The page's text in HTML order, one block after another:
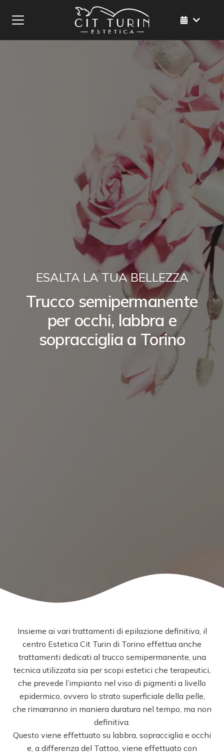
ESALTA LA TUA BELLEZZA
Trucco semipermanente
per occhi, labbra e
sopracciglia a Torino
Insieme ai vari trattamenti di epilazione definitiva, il
centro Estetica Cit Turin di Torino effettua anche
trattamenti dedicati al trucco semipermanente, una
tecnica utilizzata sia per scopi estetici che terapeutici,
che prevede l’impianto nel viso di pigmenti a livello
epidermico, ovvero lo strato superficiale della pelle,
che rimarranno in maniera duratura nel tempo, ma non
definitiva.
Questo viene effettuato su labbra, sopracciglia e occhi
e, a differenza del Tattoo, viene effettuato con